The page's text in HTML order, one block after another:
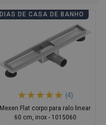
DIAS DE CASA DE BANHO
(4)
Mexen Flat corpo para ralo linear
60 cm, inox - 1015060